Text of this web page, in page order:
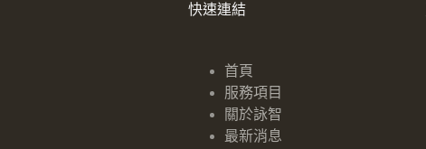
快速連結
首頁
服務項目
關於詠智
最新消息